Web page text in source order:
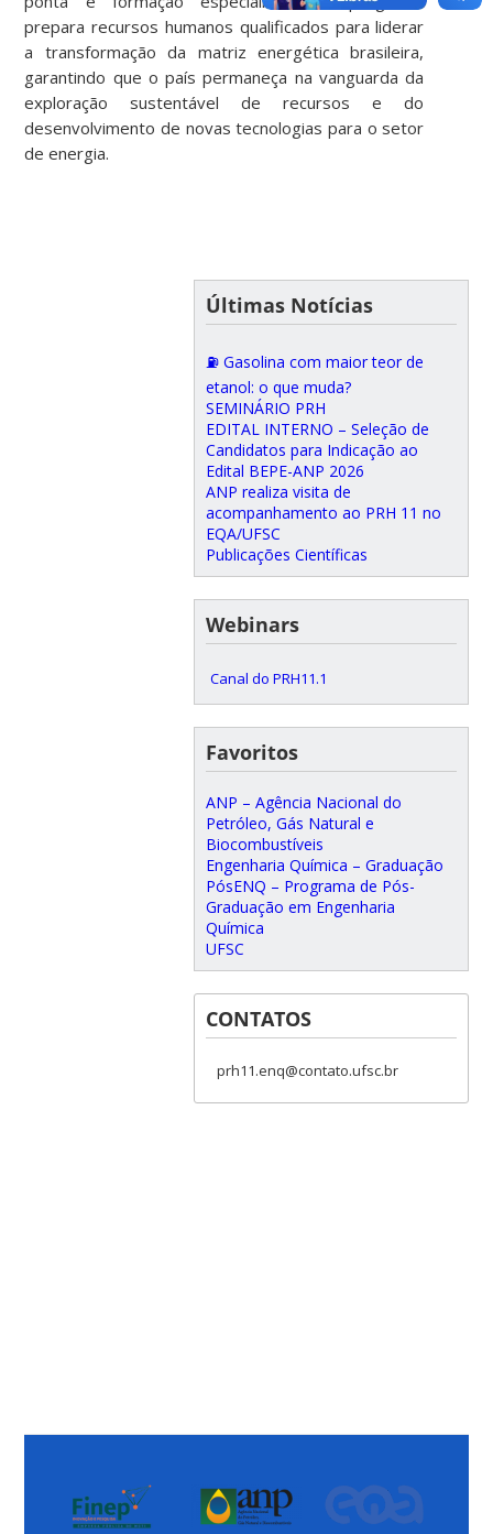
prepara recursos humanos qualificados para liderar
a transformação da matriz energética brasileira,
garantindo que o país permaneça na vanguarda da
exploração sustentável de recursos e do
desenvolvimento de novas tecnologias para o setor
de energia.
Últimas Notícias
⛽ Gasolina com maior teor de
etanol: o que muda?
SEMINÁRIO PRH
EDITAL INTERNO – Seleção de
Candidatos para Indicação ao
Edital BEPE-ANP 2026
ANP realiza visita de
acompanhamento ao PRH 11 no
EQA/UFSC
Publicações Científicas
Webinars
Canal do PRH11.1
Favoritos
ANP – Agência Nacional do
Petróleo, Gás Natural e
Biocombustíveis
Engenharia Química – Graduação
PósENQ – Programa de Pós-
Graduação em Engenharia
Química
UFSC
CONTATOS
prh11.enq@contato.ufsc.br